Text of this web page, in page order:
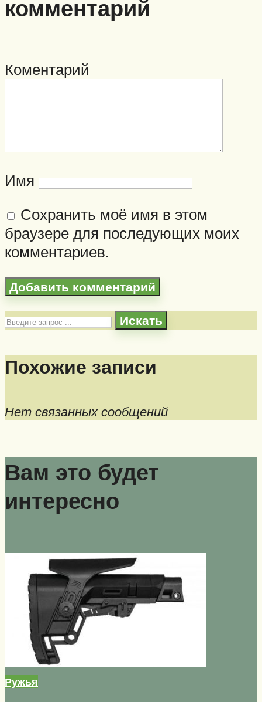
комментарий
Коментарий
Имя
Сохранить моё имя в этом
браузере для последующих моих
комментариев.
Искать
Похожие записи
Нет связанных сообщений
Вам это будет
интересно
Ружья